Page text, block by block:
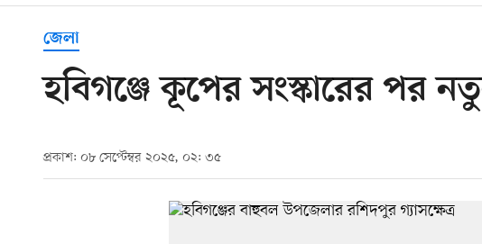
জেলা
হবিগঞ্জে কূপের সংস্কারের পর
প্রকাশ: ০৮ সেপ্টেম্বর ২০২৫, ০২: ৩৫